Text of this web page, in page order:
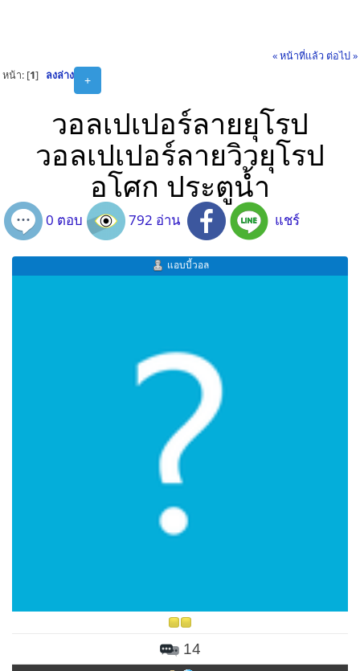
« หน้าที่แล้ว ต่อไป »
+
หน้า: [1] ลงล่าง
วอลเปเปอร์ลายยุโรป
วอลเปเปอร์ลายวิวยุโรป
อโศก ประตูน้ำ
0 ตอบ 792 อ่าน แชร์
แอบบี้วอล
14